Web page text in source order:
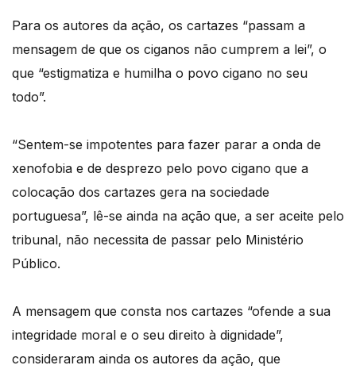
Para os autores da ação, os cartazes “passam a
mensagem de que os ciganos não cumprem a lei”, o
que “estigmatiza e humilha o povo cigano no seu
todo”.
“Sentem-se impotentes para fazer parar a onda de
xenofobia e de desprezo pelo povo cigano que a
colocação dos cartazes gera na sociedade
portuguesa”, lê-se ainda na ação que, a ser aceite pelo
tribunal, não necessita de passar pelo Ministério
Público.
A mensagem que consta nos cartazes “ofende a sua
integridade moral e o seu direito à dignidade”,
consideraram ainda os autores da ação, que